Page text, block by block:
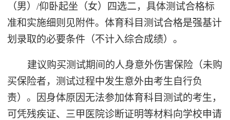
（男）/仰卧起坐（女）四选二，具体测试合格标
准和实施细则见附件。体育科目测试合格是强基计
划录取的必要条件（不计入综合成绩）。
建议购买测试期间的人身意外伤害保险（未购
买保险者，测试过程中发生意外由考生自行负
责）。因身体原因无法参加体育科目测试的考生，
可凭残疾证、三甲医院诊断证明等材料向学校申请